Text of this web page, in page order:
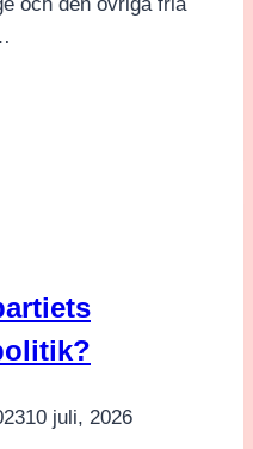
och den övriga fria
10 juli, 2026